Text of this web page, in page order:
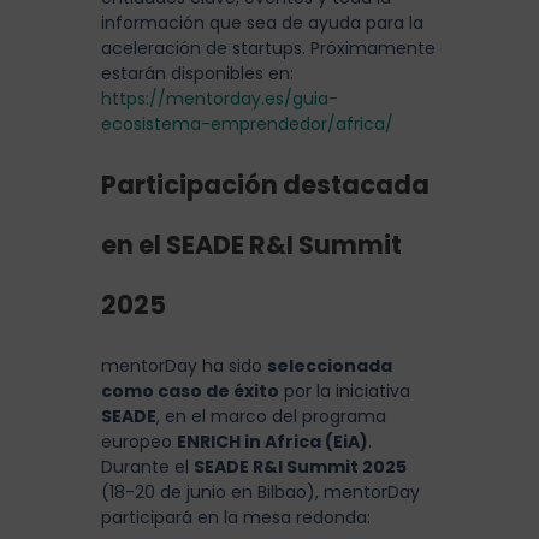
información que sea de ayuda para la
aceleración de startups. Próximamente
estarán disponibles en:
https://mentorday.es/guia-
ecosistema-emprendedor/africa/
Participación destacada
en el SEADE R&I Summit
2025
mentorDay ha sido seleccionada
como caso de éxito por la iniciativa
SEADE, en el marco del programa
europeo ENRICH in Africa (EiA).
Durante el SEADE R&I Summit 2025
(18-20 de junio en Bilbao), mentorDay
participará en la mesa redonda: